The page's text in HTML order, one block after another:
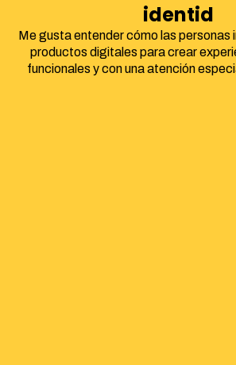
identidad
Me gusta entender cómo las personas
productos digitales para crear
funcionales y con una atención